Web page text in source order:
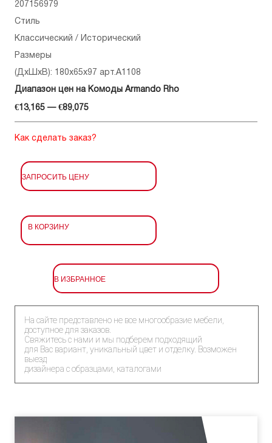
207156979
Стиль
Классический / Исторический
Размеры
(ДхШхВ): 180x65x97 арт.A1108
Диапазон цен на Комоды Armando Rho
€13,165 — €89,075
Как сделать заказ?
ЗАПРОСИТЬ ЦЕНУ
В КОРЗИНУ
В ИЗБРАННОЕ
На сайте представлено не все многообразие мебели,
доступное для заказов.
Свяжитесь с нами и мы подберем подходящий
для Вас вариант, уникальный цвет и отделку. Возможен
выезд
дизайнера с образцами, каталогами